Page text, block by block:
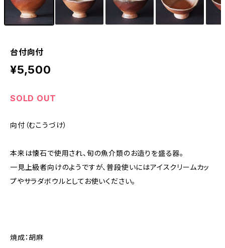
台付向付
¥5,500
SOLD OUT
向付（むこうづけ）
本来は懐石で使用され、旬の魚介類のお造りを盛る器。
一見上級者向けのようですが、普段使いにはアイスクリームカッ
プやサラダボウルとしてお使いください。
焼成：胡麻